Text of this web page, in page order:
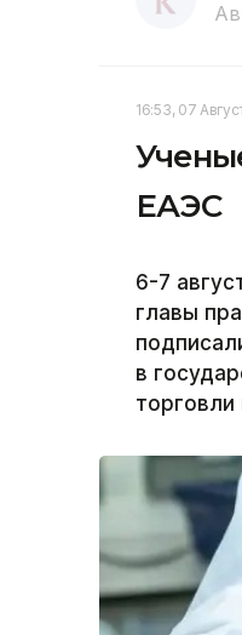
16:53, 07
ЕАЭС
6-7
главы
в
торговли